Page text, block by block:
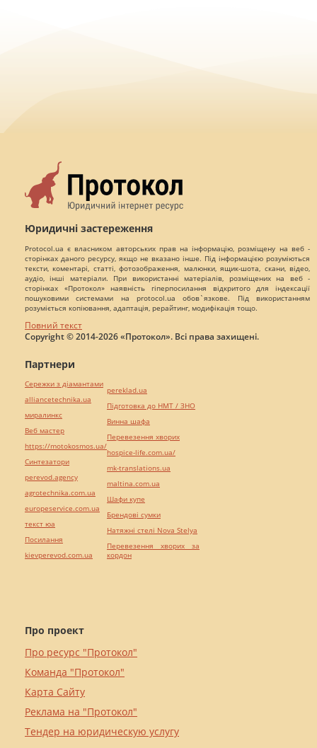
Юридичні застереження
Protocol.ua є власником авторських прав на інформацію, розміщену на веб -
сторінках даного ресурсу, якщо не вказано інше. Під інформацією розуміються
тексти, коментарі, статті, фотозображення, малюнки, ящик-шота, скани, відео,
аудіо, інші матеріали. При використанні матеріалів, розміщених на веб -
сторінках «Протокол» наявність гіперпосилання відкритого для індексації
пошуковими системами на protocol.ua обов`язкове. Під використанням
розуміється копіювання, адаптація, рерайтинг, модифікація тощо.
Повний текст
Copyright © 2014-2026 «Протокол». Всі права захищені.
Про проект
Про ресурс "Протокол"
Команда "Протокол"
Карта Сайту
Реклама на "Протокол"
Тендер на юридическую услугу
Партнери
Сережки з діамантами
alliancetechnika.ua
миралинкс
Веб мастер
https://motokosmos.ua/
Синтезатори
perevod.agency
agrotechnika.com.ua
europeservice.com.ua
текст юа
Посилання
kievperevod.com.ua
pereklad.ua
Підготовка до НМТ / ЗНО
Винна шафа
Перевезення хворих
hospice-life.com.ua/
mk-translations.ua
maltina.com.ua
Шафи купе
Брендові сумки
Натяжні стелі Nova Stelya
Перевезення хворих за
кордон